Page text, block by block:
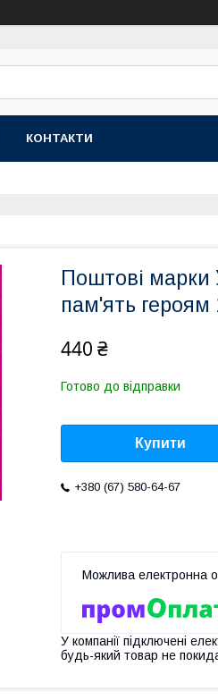
КОНТАКТИ
Поштові марки
пам'ять героям
440 ₴
Готово до відправки
Купити
+380 (67) 580-64-67
У компанії підключені
будь-який товар не